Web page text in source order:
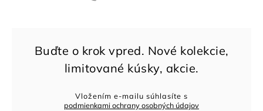
Vložením e-mailu súhlasíte s
podmienkami ochrany osobných údajov